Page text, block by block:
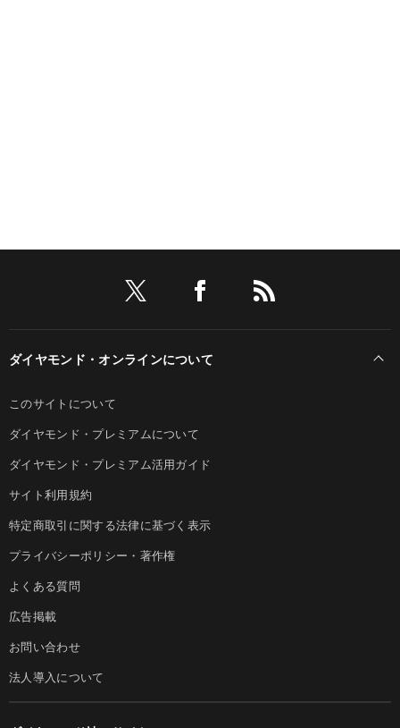
ダイヤモンド・オンラインについて
このサイトについて
ダイヤモンド・プレミアムについて
ダイヤモンド・プレミアム活用ガイド
サイト利用規約
特定商取引に関する法律に基づく表示
プライバシーポリシー・著作権
よくある質問
広告掲載
お問い合わせ
法人導入について